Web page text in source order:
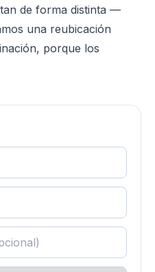
de forma distinta —
una reubicación
porque los